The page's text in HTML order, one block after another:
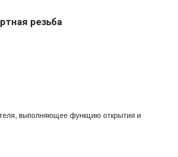
резьба
выполняющее функцию открытия и